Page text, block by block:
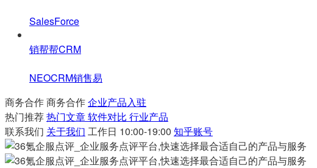
SalesForce
销帮帮CRM
NEOCRM销售易
商务合作商务合作企业产品入驻
热门推荐热门文章软件对比 行业产品
联系我们 关于我们 工作日 10:00-19:00 知乎账号